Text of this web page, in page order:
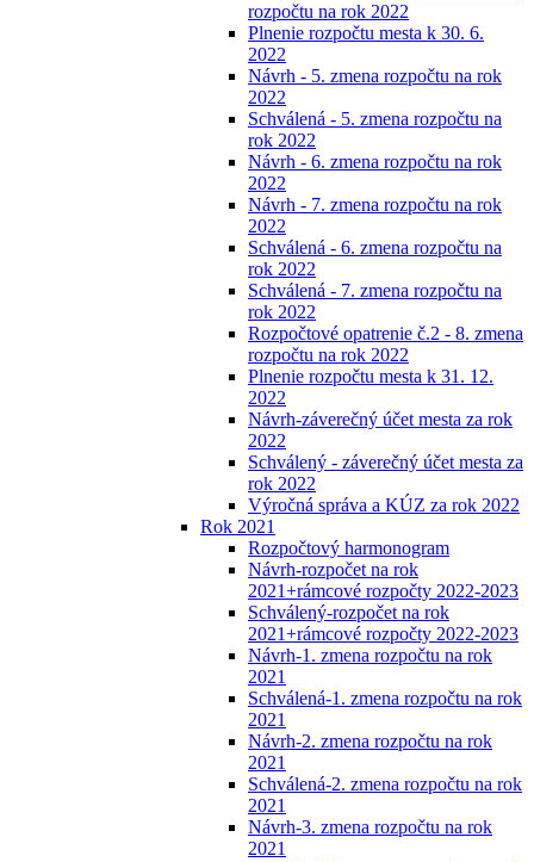
rozpočtu na rok 2022
Plnenie rozpočtu mesta k 30. 6.
2022
Návrh - 5. zmena rozpočtu na rok
2022
Schválená - 5. zmena rozpočtu na
rok 2022
Návrh - 6. zmena rozpočtu na rok
2022
Návrh - 7. zmena rozpočtu na rok
2022
Schválená - 6. zmena rozpočtu na
rok 2022
Schválená - 7. zmena rozpočtu na
rok 2022
Rozpočtové opatrenie č.2 - 8. zmena
rozpočtu na rok 2022
Plnenie rozpočtu mesta k 31. 12.
2022
Návrh-záverečný účet mesta za rok
2022
Schválený - záverečný účet mesta za
rok 2022
Výročná správa a KÚZ za rok 2022
Rok 2021
Rozpočtový harmonogram
Návrh-rozpočet na rok
2021+rámcové rozpočty 2022-2023
Schválený-rozpočet na rok
2021+rámcové rozpočty 2022-2023
Návrh-1. zmena rozpočtu na rok
2021
Schválená-1. zmena rozpočtu na rok
2021
Návrh-2. zmena rozpočtu na rok
2021
Schválená-2. zmena rozpočtu na rok
2021
Návrh-3. zmena rozpočtu na rok
2021